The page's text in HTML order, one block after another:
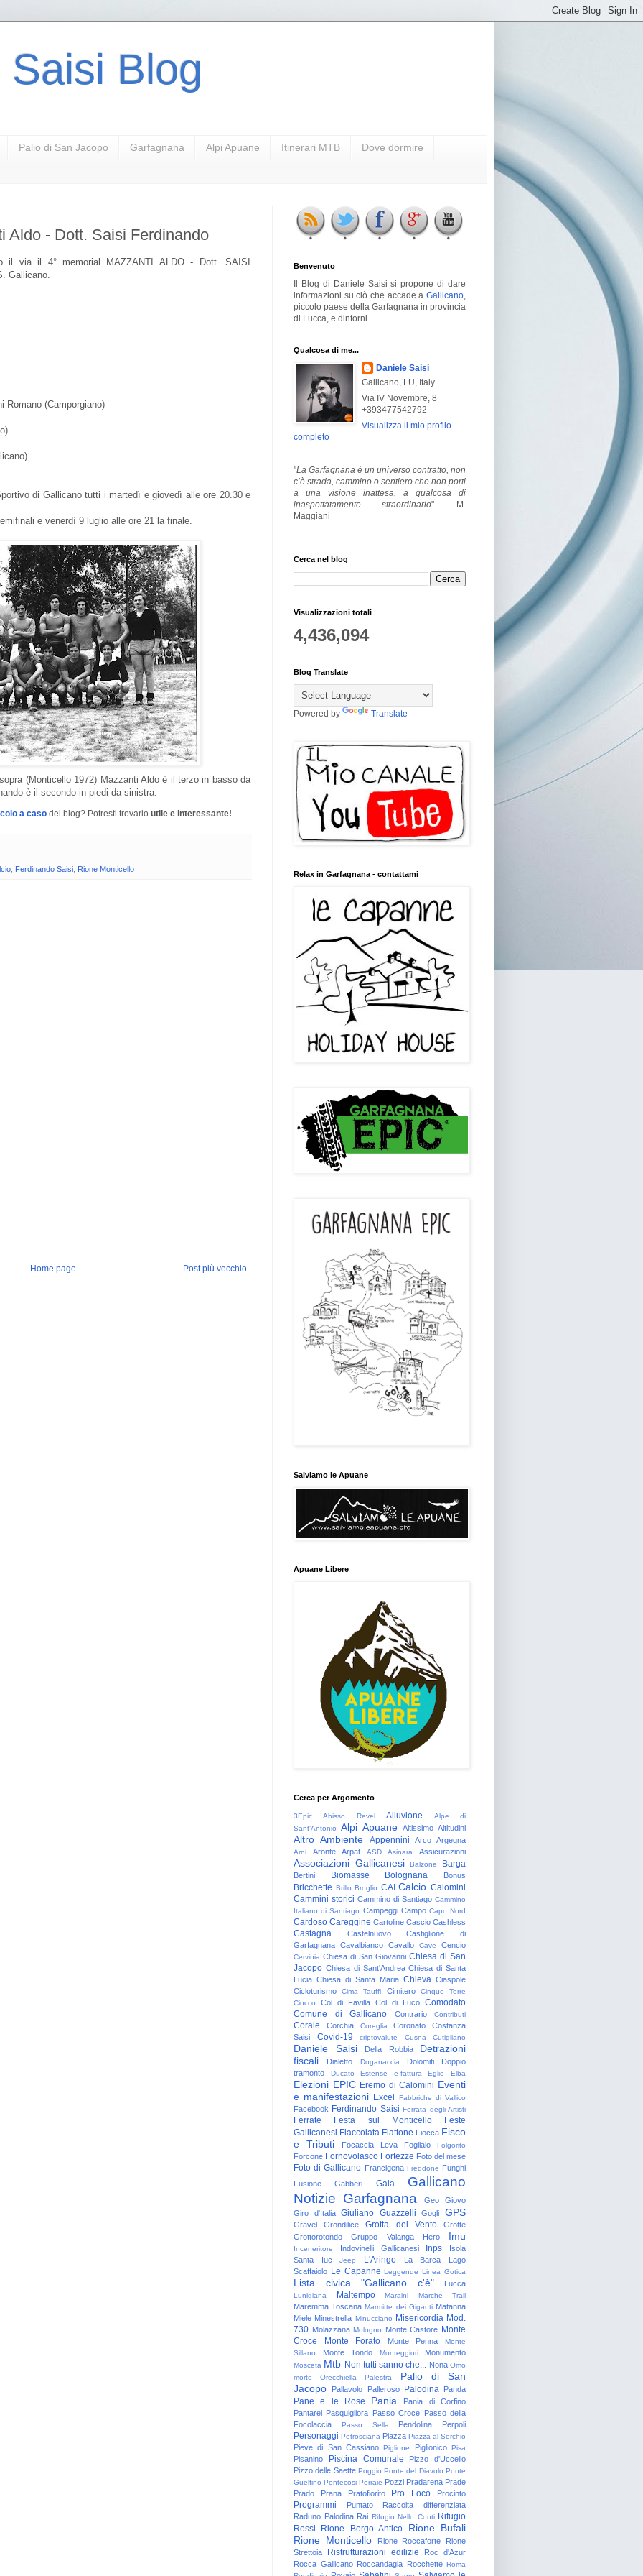
Saisi Blog
Palio di San Jacopo Garfagnana Alpi Apuane Itinerari MTB Dove dormire
Aldo - Dott. Saisi Ferdinando
il via il 4° memorial MAZZANTI ALDO - Dott. SAISI
Gallicano.
Romano (Camporgiano)
di Gallicano tutti i martedì e giovedì alle ore 20.30 e
e venerdì 9 luglio alle ore 21 la finale.
(Monticello 1972) Mazzanti Aldo è il terzo in basso da
è il secondo in piedi da sinistra.
a caso del blog? Potresti trovarlo utile e interessante!
Ferdinando Saisi Rione Monticello
Post più vecchio
Home page
Benvenuto
Il Blog di Daniele Saisi si propone di dare
informazioni su ciò che accade a Gallicano
piccolo paese della Garfagnana in provincia
di Lucca, e dintorni.
Qualcosa di me...
Daniele Saisi
Gallicano, LU, Italy
Via IV Novembre, 8
+393477542792
Visualizza il mio profilo
completo
"La Garfagnana è un universo contratto, non
c’è strada, cammino o sentiero che non porti
a una visione inattesa, a qualcosa di
inaspettatamente straordinario". M.
Maggiani
Cerca nel blog
Visualizzazioni totali
4,436,094
Blog Translate
Powered by Translate
Relax in Garfagnana - contattami
Salviamo le Apuane
Apuane Libere
Cerca per Argomento
3Epic Abisso Revel Alluvione
Alpe di
Sant'Antonio
Alpi Apuane Altissimo Altitudini
Altro Ambiente Appennini Arco Argegna
Arni Aronte Arpat ASD Asinara Assicurazioni
Associazioni Gallicanesi Balzone Barga
Bertini Biomasse Bolognana Bonus
Bricchette Brillo Broglio CAI Calcio Calomini
Cammini storici Cammino di Santiago Cammino
Italiano di Santiago Campeggi Campo Capo Nord
Cardoso Careggine Cartoline Cascio Cashless
Castagna Castelnuovo
Castiglione di
Garfagnana Cavalbianco Cavallo Cave Cencio
Cervinia Chiesa di San Giovanni Chiesa di San
Jacopo Chiesa di Sant'Andrea Chiesa di Santa
Lucia Chiesa di Santa Maria Chieva Ciaspole
Cicloturismo
Cima Tauffi Cimitero
Cinque Terre
Ciocco
Col di Favilla Col di Luco Comodato
Comune di Gallicano
Contrario Contributi
Corale Corchia Coreglia Coronato
Costanza
Saisi
Covid-19 criptovalute Cusna Cutigliano
Daniele Saisi Della Robbia
Detrazioni
fiscali
Dialetto Doganaccia Dolomiti
Doppio
tramonto
Ducato Estense e-fattura Eglio Elba
Elezioni EPIC Eremo di Calomini Eventi
e manifestazioni Excel Fabbriche di Vallico
Facebook Ferdinando Saisi Ferrata degli Artisti
Ferrate Festa sul Monticello
Feste
Gallicanesi Fiaccolata Fiattone Fiocca Fisco
e Tributi
Focaccia Leva Fogliaio Folgorito
Forcone Fornovolasco Fortezze Foto del mese
Foto di Gallicano Francigena Freddone Funghi
Fusione
Gabberi Gaia
Gallicano
Notizie Garfagnana Geo
Giovo
Giro d'Italia
Giuliano Guazzelli Gogli GPS
Gravel Grondilice Grotta del Vento
Grotte
Grottorotondo
Gruppo Valanga Hero Imu
Inceneritore Indovinelli Gallicanesi Inps
Isola
Santa
Iuc Jeep L'Aringo La Barca
Lago
Scaffaiolo Le Capanne Leggende Linea Gotica
Lista civica "Gallicano c'è" Lucca
Lunigiana Maltempo Maraini Marche Trail
Maremma Toscana Marmitte dei Giganti Matanna
Miele Minestrella Minucciano Misericordia Mod.
730 Molazzana Mologno Monte Castore Monte
Croce
Monte Forato Monte Penna
Monte
Sillano
Monte Tondo Monteggiori Monumento
Mosceta Mtb Non tutti sanno che... Nona Omo
morto
Orecchiella Palestra
Palio di San
Jacopo
Pallavolo Palleroso Palodina Panda
Pane e le Rose Pania
Pania di Corfino
Pantarei Pasquigliora Passo Croce Passo della
Focolaccia
Passo Sella Pendolina Perpoli
Personaggi Petrosciana Piazza Piazza al Serchio
Pieve di San Cassiano Piglione Piglionico Pisa
Pisanino Piscina Comunale
Pizzo d'Uccello
Pizzo delle Saette Poggio Ponte del Diavolo Ponte
Guelfino Pontecosi Porraie Pozzi Pradarena Prade
Prado
Prana Pratofiorito Pro Loco Procinto
Programmi Puntato
Raccolta differenziata
Raduno Palodina Rai Rifugio Nello Conti Rifugio
Rossi
Rione Borgo Antico
Rione Bufali
Rione Monticello
Rione Roccaforte
Rione
Strettoia
Ristrutturazioni edilizie
Roc d'Azur
Rocca Gallicano Roccandagia Rocchette Roma